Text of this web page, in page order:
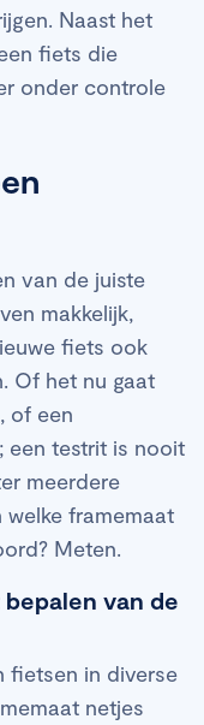
Naast het
fiets die
onder controle
van de juiste
makkelijk,
fiets ook
Of het nu gaat
of een
een testrit is nooit
meerdere
framemaat
Meten.
van de
fietsen in diverse
netjes